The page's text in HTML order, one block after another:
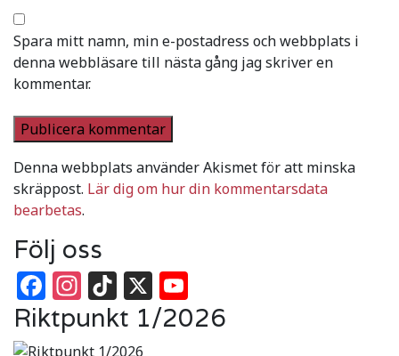
Spara mitt namn, min e-postadress och webbplats i
denna webbläsare till nästa gång jag skriver en
kommentar.
Denna webbplats använder Akismet för att minska
skräppost. Lär dig om hur din kommentarsdata
bearbetas.
Följ oss
Facebook
Instagram
TikTok
X
Riktpunkt 1/2026